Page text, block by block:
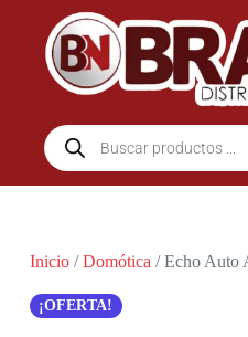
Inicio/Domótica / Echo Auto
¡OFERTA!